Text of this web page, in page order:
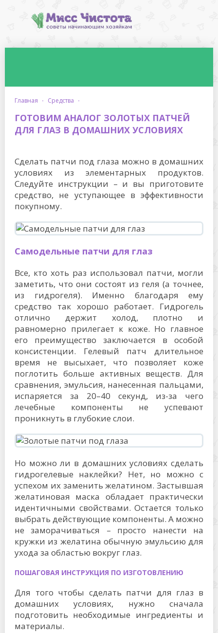
главная · средства ·
ГОТОВИМ АНАЛОГ ЗОЛОТЫХ ПАТЧЕЙ
ДЛЯ ГЛАЗ В ДОМАШНИХ УСЛОВИЯХ
Сделать патчи под глаза можно в домашних
условиях из элементарных продуктов.
Следуйте инструкции – и вы приготовите
средство, не уступающее в эффективности
покупному.
Самодельные патчи для глаз
Все, кто хоть раз использовал патчи, могли
заметить, что они состоят из геля (а точнее,
из гидрогеля). Именно благодаря ему
средство так хорошо работает. Гидрогель
отлично держит холод, плотно и
равномерно прилегает к коже. Но главное
его преимущество заключается в особой
консистенции. Гелевый патч длительное
время не высыхает, что позволяет коже
поглотить больше активных веществ. Для
сравнения, эмульсия, нанесенная пальцами,
испаряется за 20–40 секунд, из-за чего
лечебные компоненты не успевают
проникнуть в глубокие слои.
Но можно ли в домашних условиях сделать
гидрогелевые наклейки? Нет, но можно с
успехом их заменить желатином. Застывшая
желатиновая маска обладает практически
идентичными свойствами. Остается только
выбрать действующие компоненты. А можно
не заморачиваться – просто нанести на
кружки из желатина обычную эмульсию для
ухода за областью вокруг глаз.
ПОШАГОВАЯ ИНСТРУКЦИЯ ПО ИЗГОТОВЛЕНИЮ
Для того чтобы сделать патчи для глаз в
домашних условиях, нужно сначала
подготовить необходимые ингредиенты и
материалы.